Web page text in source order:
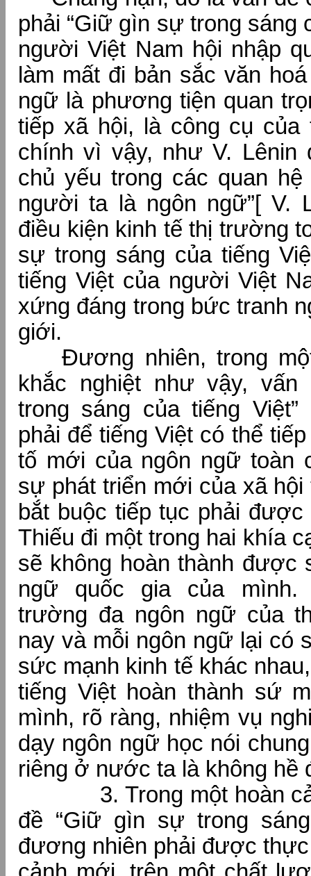
phải “Giữ gìn sự trong sáng
người Việt Nam hội nhập
làm mất đi bản sắc văn
ngữ là phương tiện quan
tiếp xã hội, là công cụ của
chính vì vậy, như V. Lênin
chủ yếu trong các quan
người ta là ngôn ngữ”[ V.
điều kiện kinh tế thị trường
sự trong sáng của tiếng
tiếng Việt của người Việt
xứng đáng trong bức tranh
giới.
Đương nhiên, trong
khắc nghiệt như vậy,
trong sáng của tiếng
phải để tiếng Việt có thể
tố mới của ngôn ngữ toàn
sự phát triển mới của xã hội
bắt buộc tiếp tục phải
Thiếu đi một trong hai khía
sẽ không hoàn thành được
ngữ quốc gia của mình.
trường đa ngôn ngữ của
nay và mỗi ngôn ngữ lại có
sức mạnh kinh tế khác
tiếng Việt hoàn thành sứ
mình, rõ ràng, nhiệm vụ
dạy ngôn ngữ học nói
riêng ở nước ta là không hề
3. Trong một hoàn
đề “Giữ gìn sự trong
đương nhiên phải được